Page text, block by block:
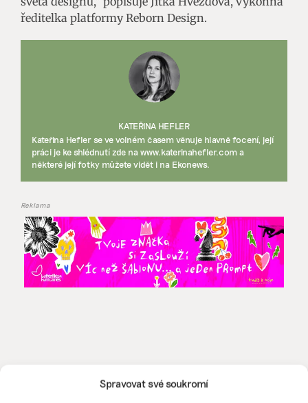
Spravovat své soukromí
ředitelka platformy Reborn Design.
KATEŘINA HEFLER
Kateřina Hefler se ve volném časem věnuje hlavně focení, její
práci je ke shlédnutí zde na www.katerinahefler.com a
některé její fotky můžete vidět i na Ekonews.
Reklama